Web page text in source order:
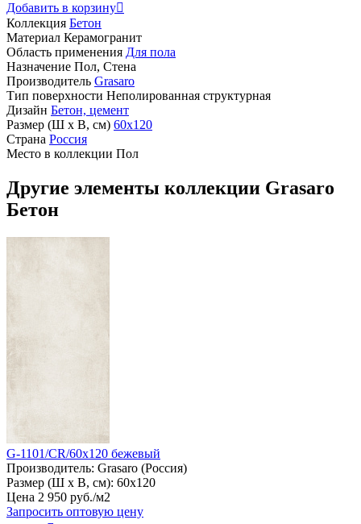
Добавить в корзину
Коллекция Бетон
Материал Керамогранит
Область применения Для пола
Назначение Пол, Стена
Производитель Grasaro
Тип поверхности Неполированная структурная
Дизайн Бетон, цемент
Размер (Ш х В, см) 60х120
Страна Россия
Место в коллекции Пол
Другие элементы коллекции Grasaro
Бетон
G-1101/CR/60x120 бежевый
Производитель: Grasaro (Россия)
Размер (Ш х В, см): 60х120
Цена 2 950 руб./м2
Запросить оптовую цену